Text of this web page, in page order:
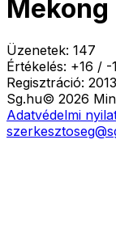
Mekong
Üzenetek: 147
Értékelés: +16 / -
Regisztráció:
Sg.hu© 2026
Adatvédelmi